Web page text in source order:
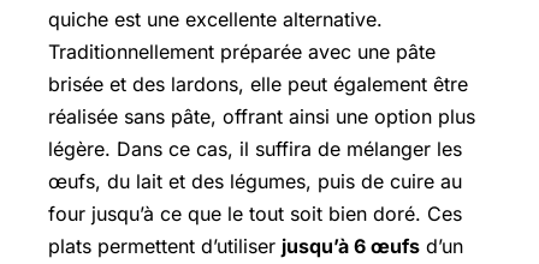
quiche est une excellente alternative.
Traditionnellement préparée avec une pâte
brisée et des lardons, elle peut également être
réalisée sans pâte, offrant ainsi une option plus
légère. Dans ce cas, il suffira de mélanger les
œufs, du lait et des légumes, puis de cuire au
four jusqu’à ce que le tout soit bien doré. Ces
plats permettent d’utiliser jusqu’à 6 œufs d’un